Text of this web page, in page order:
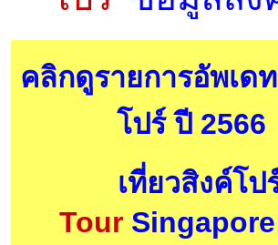
คลิกดูรายการอัพเด
โปร์ ปี 2566
เที่ยวสิงค์โป
Tour